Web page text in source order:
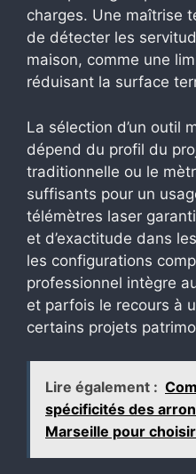
charges. Une maîtrise
de détecter les
maison, comme une
réduisant la surface
La sélection d’un outil
dépend du profil du
traditionnelle ou le
suffisants pour un
télémètres laser
et d’exactitude dans
les configurations
professionnel intègre
et parfois le recours à
certains projets
Lire également :
spécificités des
Marseille pour